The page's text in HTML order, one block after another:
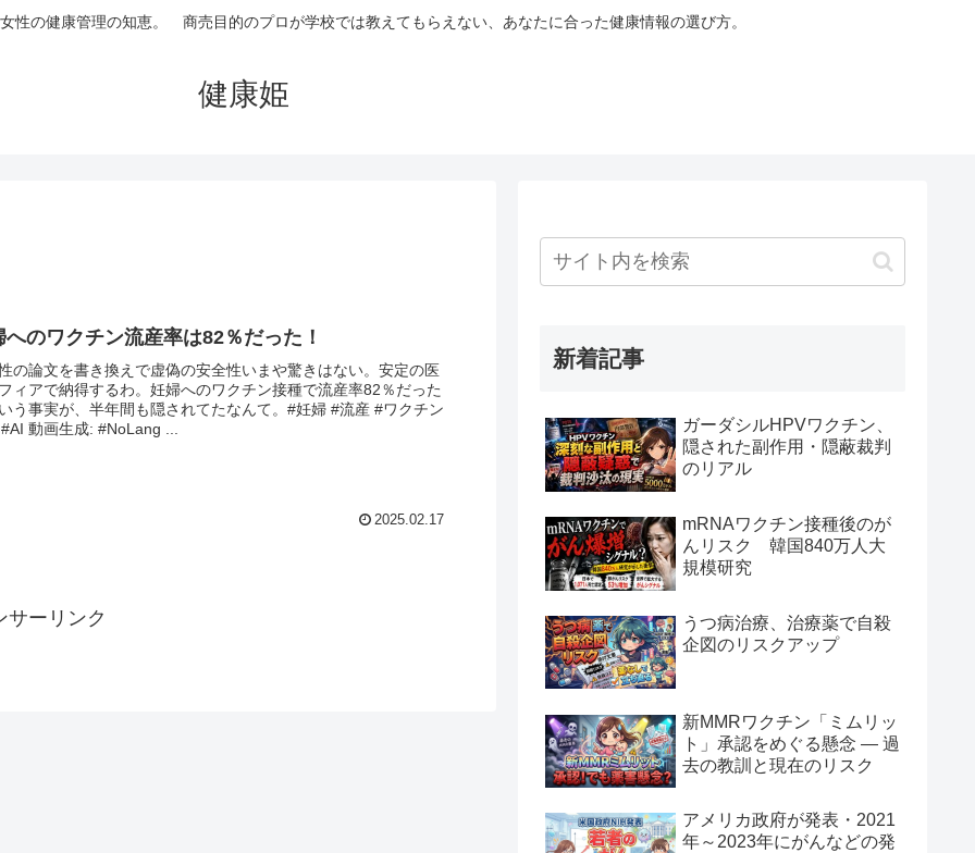
性の健康管理の知恵。 商売目的のプロが学校では教えてもらえない、あなたに合った健康情報の選び方。
健康姫
へのワクチン流産率は82％だった！
の論文を書き換えで虚偽の安全性いまや驚きはない。安定の医
ィアで納得するわ。妊婦へのワクチン接種で流産率82％だった
う事実が、半年間も隠されてたなんて。#妊婦 #流産 #ワクチン
動画生成: #NoLang ...
2025.02.17
サーリンク
新着記事
ガーダシルHPVワクチン、
隠された副作用・隠蔽裁判
のリアル
mRNAワクチン接種後のが
んリスク 韓国840万人大
規模研究
うつ病治療、治療薬で自殺
企図のリスクアップ
新MMRワクチン「ミムリッ
ト」承認をめぐる懸念 — 過
去の教訓と現在のリスク
アメリカ政府が発表・2021
年～2023年にがんなどの発